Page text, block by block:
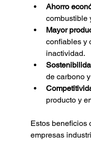
Ahorro
combustible
Mayor
confiables y
inactividad.
de carbono
producto y
Estos beneficios
empresas